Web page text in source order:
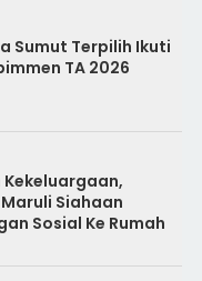
Sumut Terpilih Ikuti
TA 2026
Siahaan
Sosial Ke Rumah